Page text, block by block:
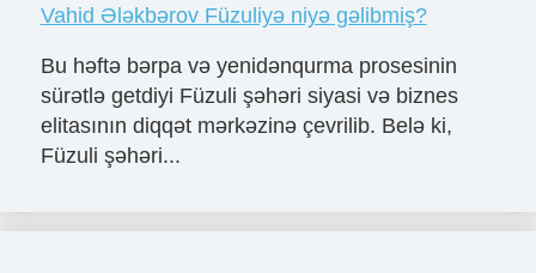
Vahid Ələkbərov Füzuliyə niyə gəlibmiş?
Bu həftə bərpa və yenidənqurma prosesinin
sürətlə getdiyi Füzuli şəhəri siyasi və biznes
elitasının diqqət mərkəzinə çevrilib. Belə ki,
Füzuli şəhəri...